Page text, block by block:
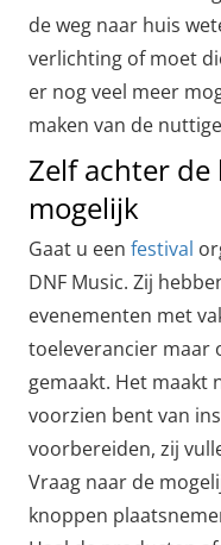
de weg naar huis
verlichting of moet
er nog veel meer
maken van de
Zelf achter
mogelijk
Gaat u een festival
DNF Music. Zij
evenementen met
toeleverancier maar
gemaakt. Het maakt
voorzien bent van
voorbereiden, zij
Vraag naar de
knoppen